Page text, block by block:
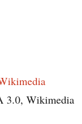
3.0, Wikimedia